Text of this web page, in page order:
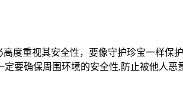
度重视其安全性，要像守护珍宝一样
要确保周围环境的安全性,防止被他人恶